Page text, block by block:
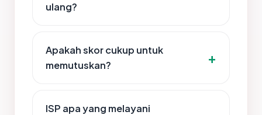
ulang?
Apakah skor cukup untuk
memutuskan?
ISP apa yang melayani